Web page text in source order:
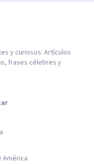
y curiosos. Artículos
frases célebres y
América